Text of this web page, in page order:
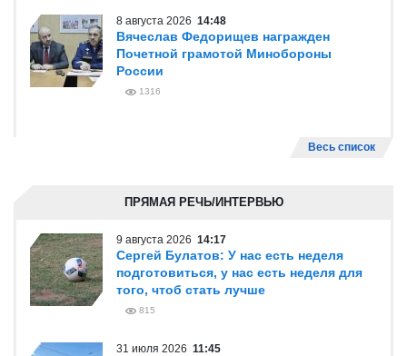
8 августа 2026 14:48
Вячеслав Федорищев награжден
Почетной грамотой Минобороны
России
1316
Весь список
ПРЯМАЯ РЕЧЬ/ИНТЕРВЬЮ
9 августа 2026 14:17
Сергей Булатов: У нас есть неделя
подготовиться, у нас есть неделя для
того, чтоб стать лучше
815
31 июля 2026 11:45